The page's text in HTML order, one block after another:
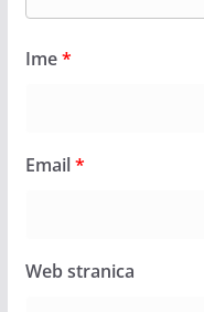
Ime*
Email*
Web stranica